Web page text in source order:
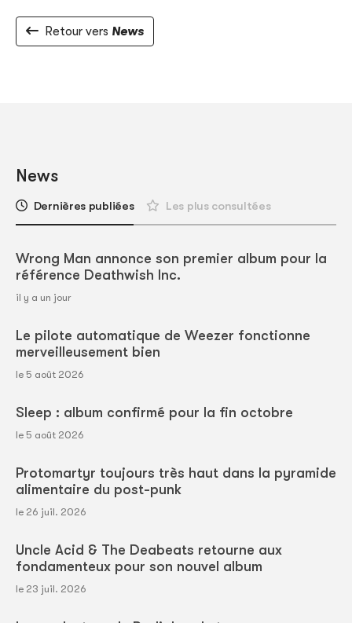
Retour vers News
News
Dernières publiées Les plus consultées
Wrong Man annonce son premier album pour la
référence Deathwish Inc.
il y a un jour
Le pilote automatique de Weezer fonctionne
merveilleusement bien
le 5 août 2026
Sleep : album confirmé pour la fin octobre
le 5 août 2026
Protomartyr toujours très haut dans la pyramide
alimentaire du post-punk
le 26 juil. 2026
Uncle Acid & The Deabeats retourne aux
fondamenteux pour son nouvel album
le 23 juil. 2026